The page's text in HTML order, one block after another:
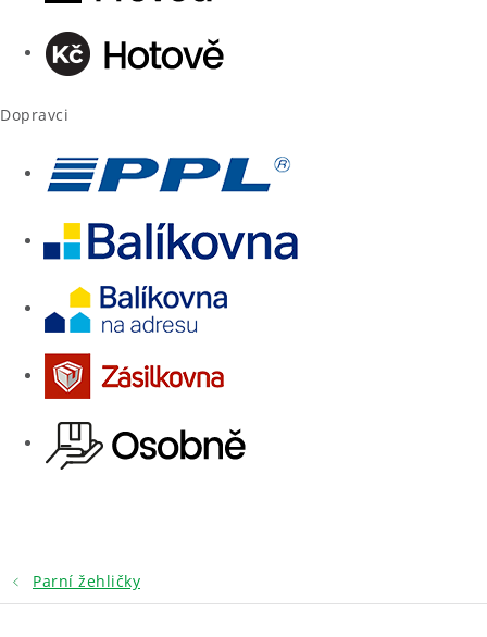
Dopravci
Parní žehličky